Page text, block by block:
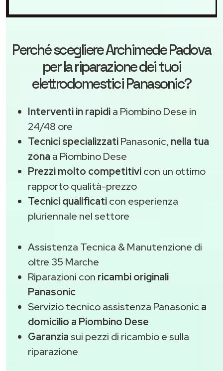
Perché scegliereArchimede Padova
per la riparazione dei tuoi
elettrodomestici Panasonic?
Interventi in rapidia Piombino Dese in
24/48 ore
Tecnici specializzatiPanasonic, nella tua
zona a Piombino Dese
Prezzi molto competitivicon un ottimo
rapporto qualità-prezzo
Tecnici qualificaticon esperienza
pluriennale nel settore
Assistenza Tecnica & Manutenzione di
oltre 35 Marche
Riparazioni con ricambi originali
Panasonic
Servizio tecnico assistenza Panasonic a
domicilio a Piombino Dese
Garanzia sui pezzi di ricambio e sulla
riparazione